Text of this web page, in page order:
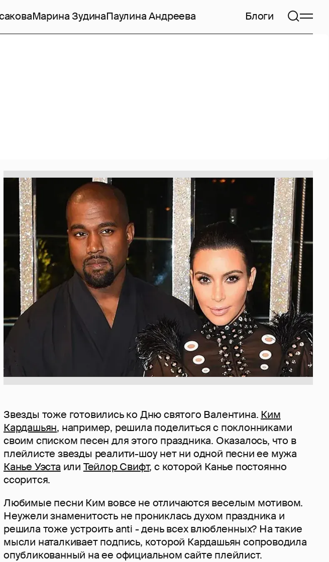
Марина ЗудинаПаулина Андреева Блоги
Звезды тоже готовились ко Дню святого Валентина. Ким
Кардашьян, например, решила поделиться с поклонниками
своим списком песен для этого праздника. Оказалось, что в
плейлисте звезды реалити-шоу нет ни одной песни ее мужа
Канье Уэста или Тейлор Свифт, с которой Канье постоянно
ссорится.
Любимые песни Ким вовсе не отличаются веселым мотивом.
Неужели знаменитость не прониклась духом праздника и
решила тоже устроить anti - день всех влюбленных? На такие
мысли наталкивает подпись, которой Кардашьян сопроводила
опубликованный на ее официальном сайте плейлист.